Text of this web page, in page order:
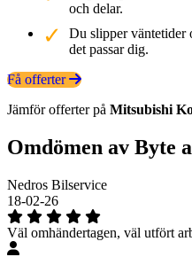
och delar.
Du slipper väntetider
det passar dig.
Få offerter
Jämför offerter på Mitsubishi
Omdömen av Byte
Nedros Bilservice
18-02-26
Väl omhändertagen, väl utfört